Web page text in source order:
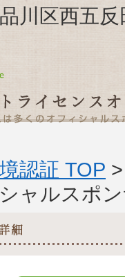
川区西五
認証 TOP
ャルスポン